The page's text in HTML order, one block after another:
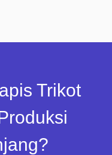
Trikot